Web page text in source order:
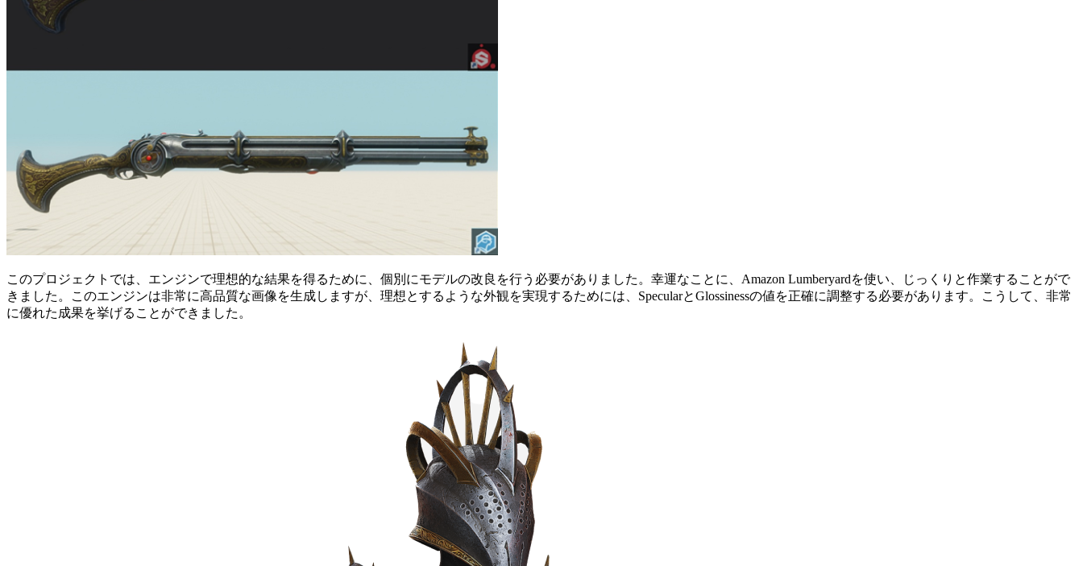
このプロジェクトでは、エンジンで理想的な結果を得るために、個別にモデルの改良を行う必要がありました。幸運なことに、Amazon Lumberyardを使い、じっくりと作業することがで
きました。このエンジンは非常に高品質な画像を生成しますが、理想とするような外観を実現するためには、SpecularとGlossinessの値を正確に調整する必要があります。こうして、非常
に優れた成果を挙げることができました。